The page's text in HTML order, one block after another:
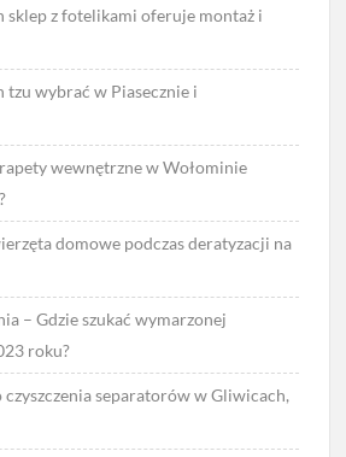
sklep z fotelikami oferuje montaż i
tzu wybrać w Piasecznie i
wewnętrzne w Wołominie
domowe podczas deratyzacji na
– Gdzie szukać wymarzonej
roku?
czyszczenia separatorów w Gliwicach,